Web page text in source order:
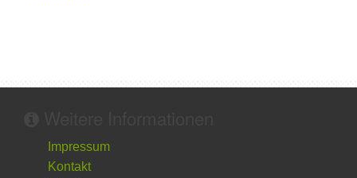
Impressum
Kontakt